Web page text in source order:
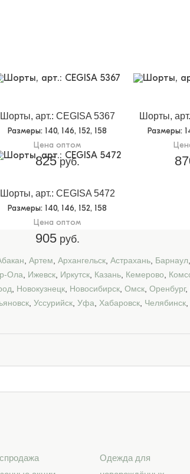
Шорты, арт.: CEGISA 5367
Размеры: 140, 146, 152, 158
Цена оптом
825руб.
Шорты,
Размеры:
Шорты, арт.: CEGISA 5472
Размеры: 140, 146, 152, 158
Цена оптом
905руб.
Артем Архангельск Астрахань Барнаул
Ола Ижевск Иркутск Казань Кемерово
Новокузнецк Новосибирск Омск Оренбург,
Уссурийск Уфа Хабаровск Челябинск
Одежда для